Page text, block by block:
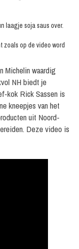
laagje soja saus over.
zoals op de video word
Michelin waardig
NH biedt je
kok Rick Sassen is
kneepjes van het
uit Noord-
Deze video is